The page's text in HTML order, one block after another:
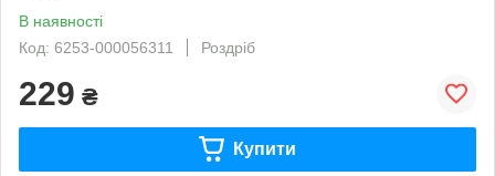
В наявності
Код: 6253-000056311
Роздріб
229 ₴
Купити